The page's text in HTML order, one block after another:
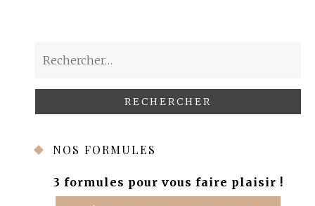
NOS FORMULES
3 formules pour vous faire plaisir !